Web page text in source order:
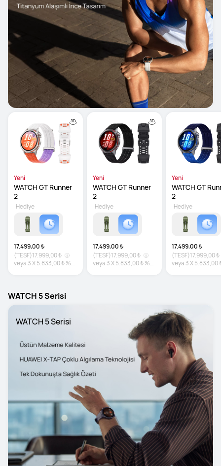
Yeni
WATCH GT Runner
2
17.499,00 ₺
(TESF)17.999,00 ₺
veya 3X5.833,00 ₺%0
Hediye
Yeni
WATCH GT Runner
2
17.499,00 ₺
(TESF)17.999,00 ₺
veya 3X5.833,00 ₺%0
Hediye
Yeni
WATCH GT
2
17.499,00 ₺
(TESF)17.999,00 ₺
veya 3X5.833,00
Hediye
WATCH 5 Serisi
WATCH 5 Serisi